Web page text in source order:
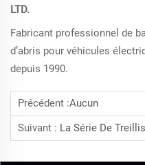
LTD.
Fabricant professionnel de
d’abris pour véhicules
depuis 1990.
Précédent :Aucun
Suivant : La Série De Treillis De Clôture Standard De